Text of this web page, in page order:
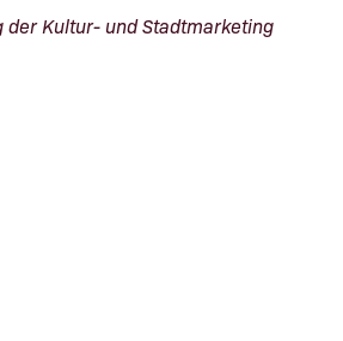
der Kultur- und Stadtmarketing